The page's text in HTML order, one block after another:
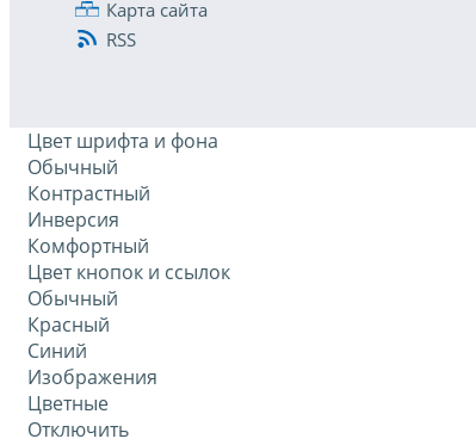
Карта сайта
RSS
Цвет шрифта и фона
Обычный
Контрастный
Инверсия
Комфортный
Цвет кнопок и ссылок
Обычный
Красный
Синий
Изображения
Цветные
Отключить